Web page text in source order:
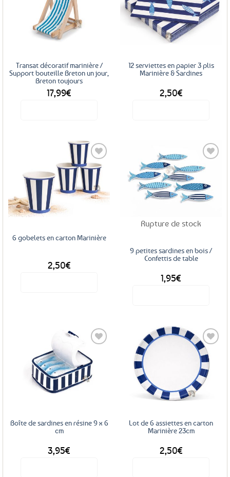
Transat décoratif marinière /
Support bouteille Breton un jour,
Breton toujours
17,99€
Ajouter
aux
favoris
12 serviettes en papier 3 plis
Marinière & Sardines
2,50€
Ajouter
aux
favoris
6 gobelets en carton Marinière
2,50€
Ajouter
aux
favoris
Rupture de stock
9 petites sardines en bois /
Confettis de table
1,95€
Ajouter
aux
favoris
Boîte de sardines en résine 9 x 6
cm
3,95€
Ajouter
aux
favoris
Lot de 6 assiettes en carton
Marinière 23cm
2,50€